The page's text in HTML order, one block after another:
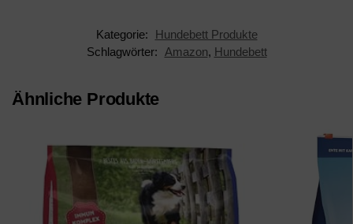
Kategorie:
Hundebett Produkte
Schlagwörter:
Amazon, Hundebett
Ähnliche Produkte